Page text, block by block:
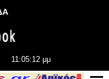
11:05:13 μμ